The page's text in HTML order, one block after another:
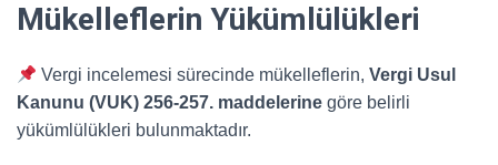
Mükelleflerin Yükümlülükleri
Vergi incelemesi sürecinde mükelleflerin,Vergi Usul
Kanunu (VUK) 256-257. maddelerine göre belirli
yükümlülükleri bulunmaktadır.